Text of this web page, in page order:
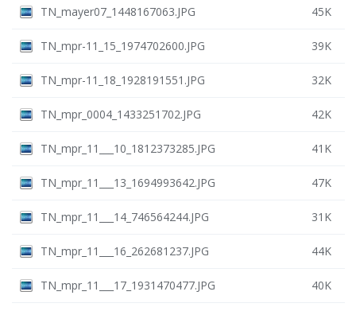
TN_mayer07_1448167063.JPG 45K
TN_mpr-11_15_1974702600.JPG 39K
TN_mpr-11_18_1928191551.JPG 32K
TN_mpr_0004_1433251702.JPG 42K
TN_mpr_11___10_1812373285.JPG 41K
TN_mpr_11___13_1694993642.JPG 47K
TN_mpr_11___14_746564244.JPG 31K
TN_mpr_11___16_262681237.JPG 44K
TN_mpr_11___17_1931470477.JPG 40K